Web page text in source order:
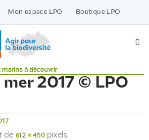
Mon espace LPO Boutique LPO
marins à découvrir
mer 2017 © LPO
de 612 × 450 pixels